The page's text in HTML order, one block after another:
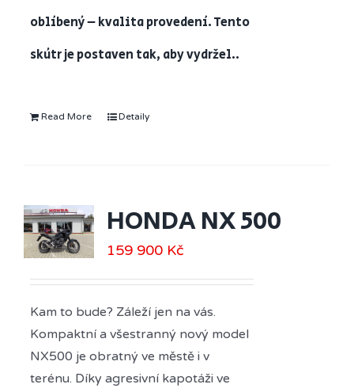
oblíbený – kvalita provedení. Tento
skútr je postaven tak, aby vydržel..
Read More Detaily
HONDA NX 500
159 900 Kč
Kam to bude? Záleží jen na vás.
Kompaktní a všestranný nový model
NX500 je obratný ve městě i v
terénu. Díky agresivní kapotáži ve